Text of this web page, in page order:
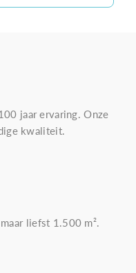
jaar ervaring. Onze
kwaliteit.
liefst 1.500 m².